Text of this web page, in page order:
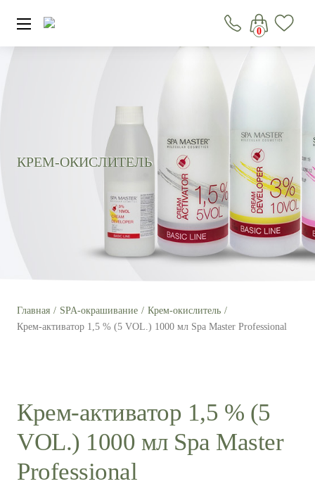
0
КРЕМ-ОКИСЛИТЕЛЬ
Главная SPA-окрашивание
Крем-окислитель
Крем-активатор 1,5 % (5 VOL.) 1000 мл Spa Master Professional
Крем-активатор 1,5 % (5
VOL.) 1000 мл Spa Master
Professional